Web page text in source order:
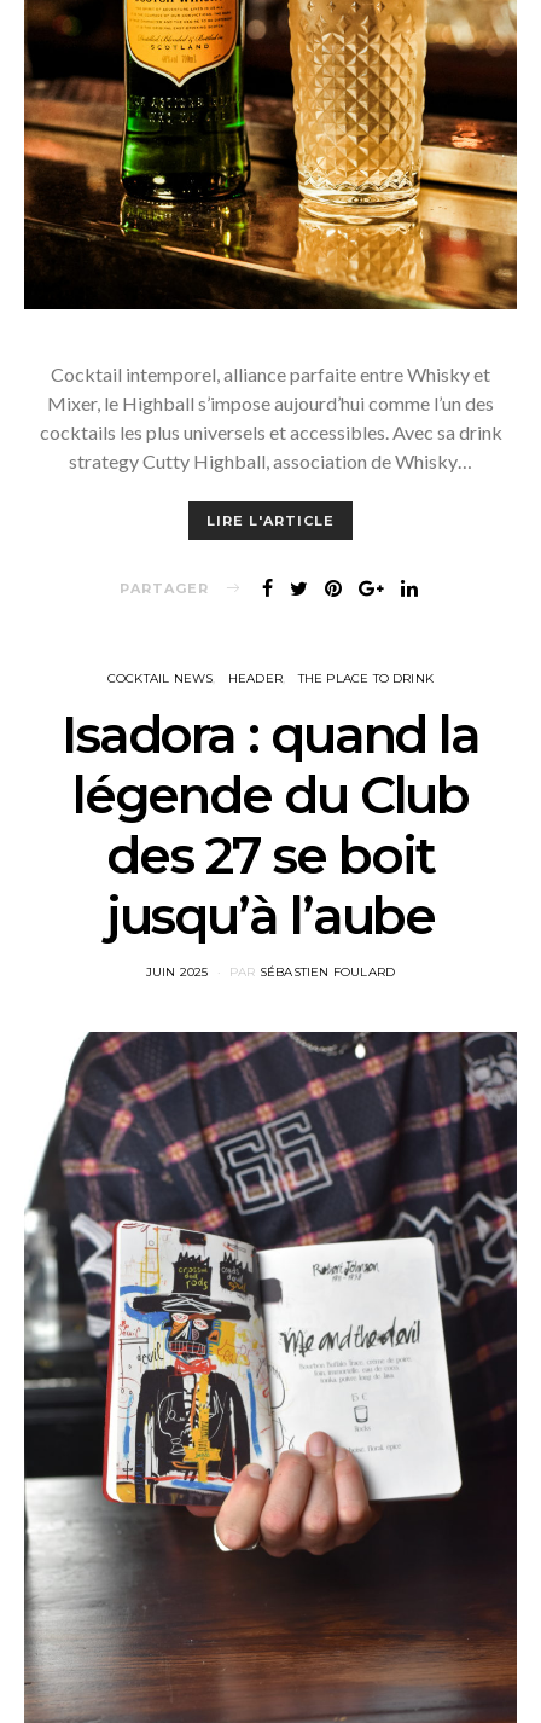
Cocktail intemporel, alliance parfaite entre Whisky et
Mixer, le Highball s’impose aujourd’hui comme l’un des
cocktails les plus universels et accessibles. Avec sa drink
strategy Cutty Highball, association de Whisky…
LIRE L'ARTICLE
PARTAGER
COCKTAIL NEWS HEADER THE PLACE TO DRINK
Isadora : quand la
légende du Club
des 27 se boit
jusqu’à l’aube
POSTED
JUIN 2025 PAR SÉBASTIEN FOULARD